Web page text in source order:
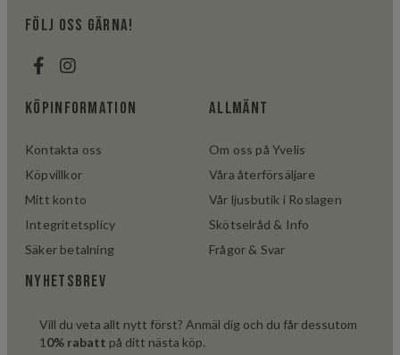
följ oss gärna!
Köpinformation
Kontakta oss
Köpvillkor
Mitt konto
Integritetsplicy
Säker betalning
Allmänt
Om oss på Yvelis
Våra återförsäljare
Vår ljusbutik i Roslagen
Skötselråd & Info
Frågor & Svar
Nyhetsbrev
Vill du veta allt nytt först? Anmäl dig och du får dessutom
1 0% rabatt på ditt nästa köp.